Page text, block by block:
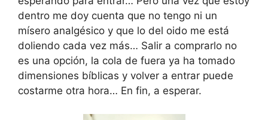
dentro me doy cuenta que no tengo ni un
mísero analgésico y que lo del oido me está
doliendo cada vez más… Salir a comprarlo no
es una opción, la cola de fuera ya ha tomado
dimensiones bíblicas y volver a entrar puede
costarme otra hora… En fin, a esperar.